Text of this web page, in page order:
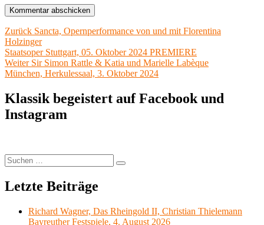
Beitragsnavigation
Zurück Vorheriger
Beitrag:
Sancta, Opernperformance von und mit Florentina
Holzinger
Staatsoper Stuttgart, 05. Oktober 2024 PREMIERE
Weiter Nächster
Beitrag:
Sir Simon Rattle & Katia und Marielle Labèque
München, Herkulessaal, 3. Oktober 2024
Klassik begeistert auf Facebook und
Instagram
Suchen
nach:
Suchen
Letzte Beiträge
Richard Wagner, Das Rheingold II, Christian Thielemann
Bayreuther Festspiele, 4. August 2026